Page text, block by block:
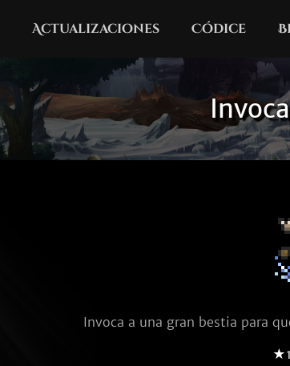
Actualizaciones Códice
Invoca a una gran bestia para